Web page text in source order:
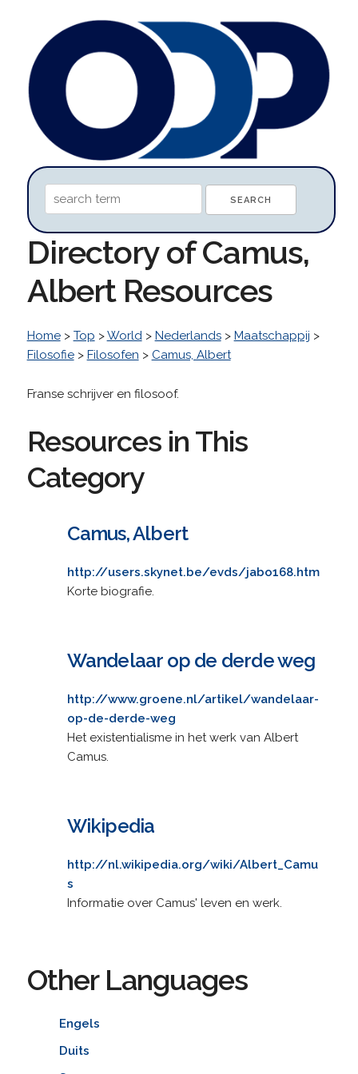
Directory of Camus,
Albert Resources
Home> Top >World> Nederlands> Maatschappij >
Filosofie> Filosofen > Camus, Albert
Franse schrijver en filosoof.
Resources in This
Category
Camus, Albert
http://users.skynet.be/evds/jabo168.htm
Korte biografie.
Wandelaar op de derde weg
http://www.groene.nl/artikel/wandelaar-
op-de-derde-weg
Het existentialisme in het werk van Albert
Camus.
Wikipedia
http://nl.wikipedia.org/wiki/Albert_Camu
s
Informatie over Camus' leven en werk.
Other Languages
Engels
Duits